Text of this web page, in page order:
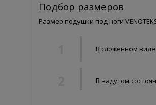
Подбор размеров
Размер подушки под ноги
В сложенном виде
В надутом